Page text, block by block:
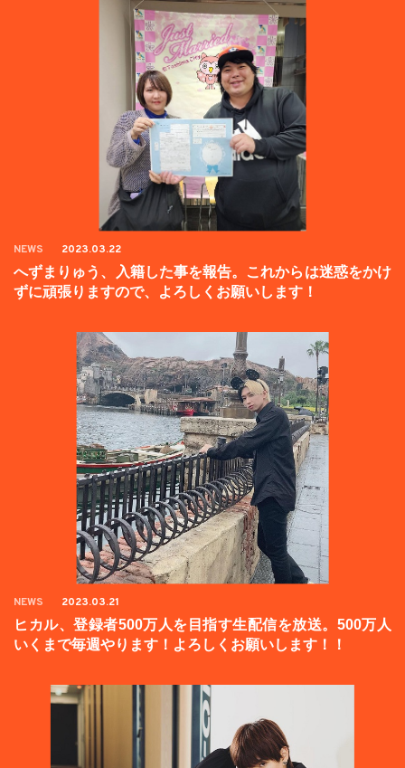
NEWS 2023.03.22
へずまりゅう、入籍した事を報告。これからは迷惑をかけ
ずに頑張りますので、よろしくお願いします！
NEWS 2023.03.21
ヒカル、登録者500万人を目指す生配信を放送。500万人
いくまで毎週やります！よろしくお願いします！！